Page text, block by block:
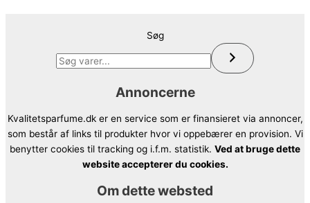
Søg
Annoncerne
Kvalitetsparfume.dk er en service som er finansieret via annoncer,
som består af links til produkter hvor vi oppebærer en provision. Vi
benytter cookies til tracking og i.f.m. statistik. Ved at bruge dette
website accepterer du cookies.
Om dette websted